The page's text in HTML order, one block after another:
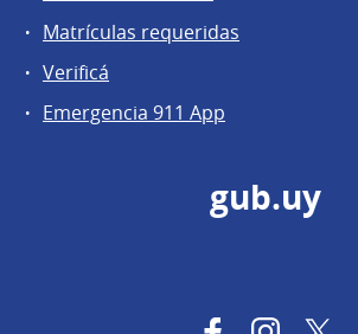
Matrículas requeridas
Verificá
Emergencia 911 App
gub.uy